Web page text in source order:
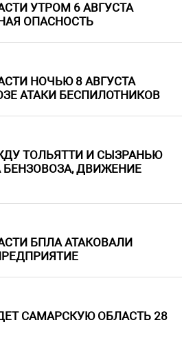
УТРОМ 6 АВГУСТА
ОПАСНОСТЬ
НОЧЬЮ 8 АВГУСТА
АТАКИ БЕСПИЛОТНИКОВ
ТОЛЬЯТТИ И СЫЗРАНЬЮ
ДВИЖЕНИЕ
БПЛА АТАКОВАЛИ
САМАРСКУЮ ОБЛАСТЬ 28